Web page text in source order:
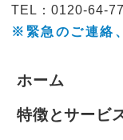
TEL：0120-64-
※緊急のご連絡
ホーム
特徴とサービ